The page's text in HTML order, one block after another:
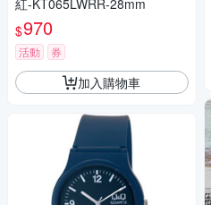
紅-KT065LWRR-28mm
$970
活動 券
加入購物車